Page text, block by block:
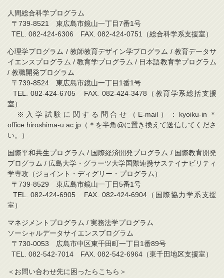
人間総合科学プログラム
〒739-8521 東広島市鏡山一丁目7番1号
TEL. 082-424-6306 FAX. 082-424-0751（総合科学系支援室）
心理学プログラム / 教師教育デザイン学プログラム / 教育データサ
イエンスプログラム / 教育学プログラム / 日本語教育学プログラム
/ 教職開発プログラム
〒739-8524 東広島市鏡山一丁目1番1号
TEL. 082-424-6705 FAX. 082-424-3478（教育学系総括支援
室）
※入学試験に関する問合せ（E-mail）：kyoiku-in＊
office.hiroshima-u.ac.jp（＊を半角@に置き換えて送信してくださ
い。）
国際平和共生プログラム / 国際経済開発プログラム / 国際教育開発
プログラム / 広島大学・グラーツ大学国際連携サステイナビリティ
学専攻（ジョイント・ディグリー・プログラム）
〒739-8529 東広島市鏡山一丁目5番1号
TEL. 082-424-6905 FAX. 082-424-6904（国際協力学系支援
室）
マネジメントプログラム / 実務法学プログラム
ソーシャルデータサイエンスプログラム
〒730-0053 広島市中区東千田町一丁目1番89号
TEL. 082-542-7014 FAX. 082-542-6964（東千田地区支援室）
＜お問い合わせ先に困ったらこちら＞